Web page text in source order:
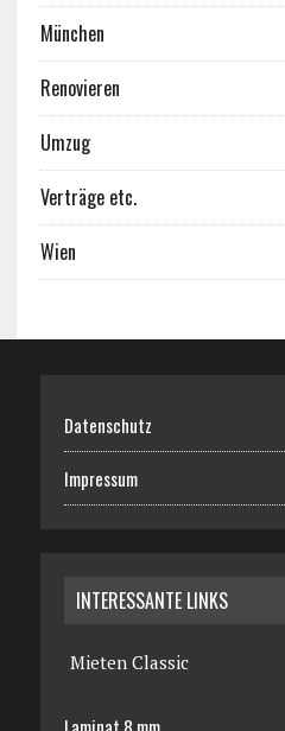
München
Renovieren
Umzug
Verträge etc.
Wien
Datenschutz
Impressum
INTERESSANTE LINKS
Mieten Classic